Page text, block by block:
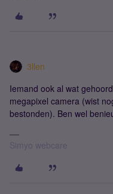
3llen
Iemand ook al wat
megapixel camera (wist
bestonden). Ben wel
Simyo webcare